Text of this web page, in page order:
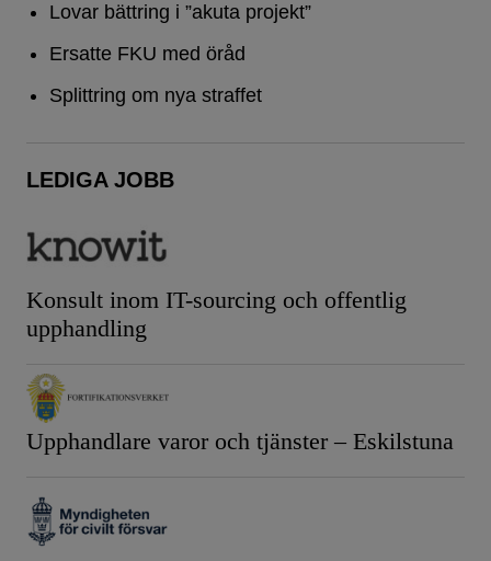
Lovar bättring i ”akuta projekt”
Ersatte FKU med öråd
Splittring om nya straffet
LEDIGA JOBB
Konsult inom IT-sourcing och offentlig
upphandling
Upphandlare varor och tjänster – Eskilstuna